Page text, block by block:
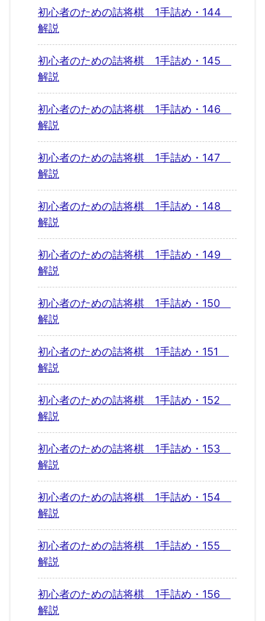
初心者のための詰将棋 1手詰め・144
解説
初心者のための詰将棋 1手詰め・145
解説
初心者のための詰将棋 1手詰め・146
解説
初心者のための詰将棋 1手詰め・147
解説
初心者のための詰将棋 1手詰め・148
解説
初心者のための詰将棋 1手詰め・149
解説
初心者のための詰将棋 1手詰め・150
解説
初心者のための詰将棋 1手詰め・151
解説
初心者のための詰将棋 1手詰め・152
解説
初心者のための詰将棋 1手詰め・153
解説
初心者のための詰将棋 1手詰め・154
解説
初心者のための詰将棋 1手詰め・155
解説
初心者のための詰将棋 1手詰め・156
解説